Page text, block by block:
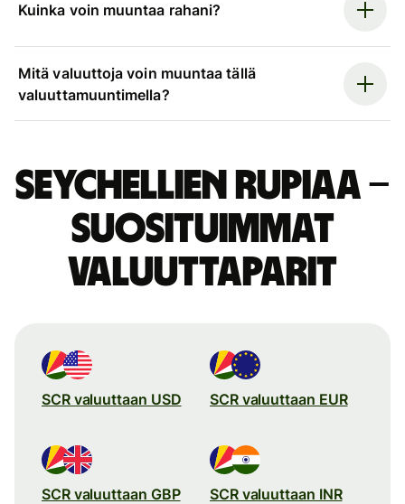
Kuinka voin muuntaa rahani?
Mitä valuuttoja voin muuntaa tällä
valuuttamuuntimella?
Seychellien rupiaa –
suosituimmat
valuuttaparit
SCR valuuttaan USD SCR valuuttaan EUR
SCR valuuttaan GBP SCR valuuttaan INR